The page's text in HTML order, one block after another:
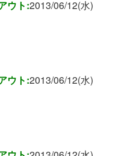
ウト:2013/06/12(水)
ウト:2013/06/12(水)